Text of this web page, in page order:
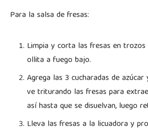
Para la salsa de fresas:
Limpia y corta las fresas en
ollita a fuego bajo.
Agrega las 3 cucharadas de
ve triturando las fresas para
así hasta que se disuelvan, luego
Lleva las fresas a la licuadora y